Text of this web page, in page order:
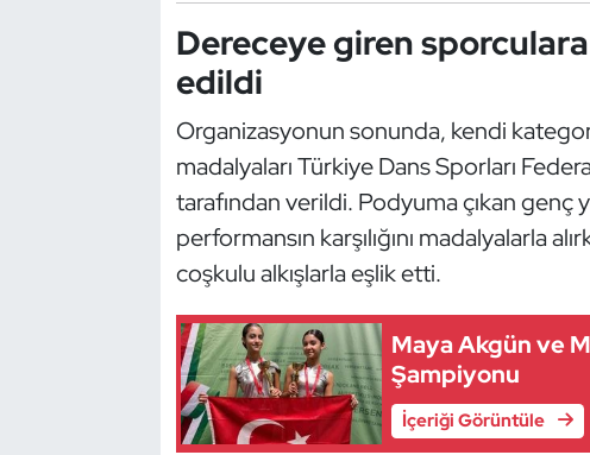
Dereceye giren
edildi
Organizasyonun sonunda, kendi
madalyaları Türkiye Dans Sporları
tarafından verildi. Podyuma çıkan
performansın karşılığını madalyalarla
coşkulu alkışlarla eşlik etti.
Maya Akgün ve
Şampiyonu
İçeriği Görüntüle
Oryantiring